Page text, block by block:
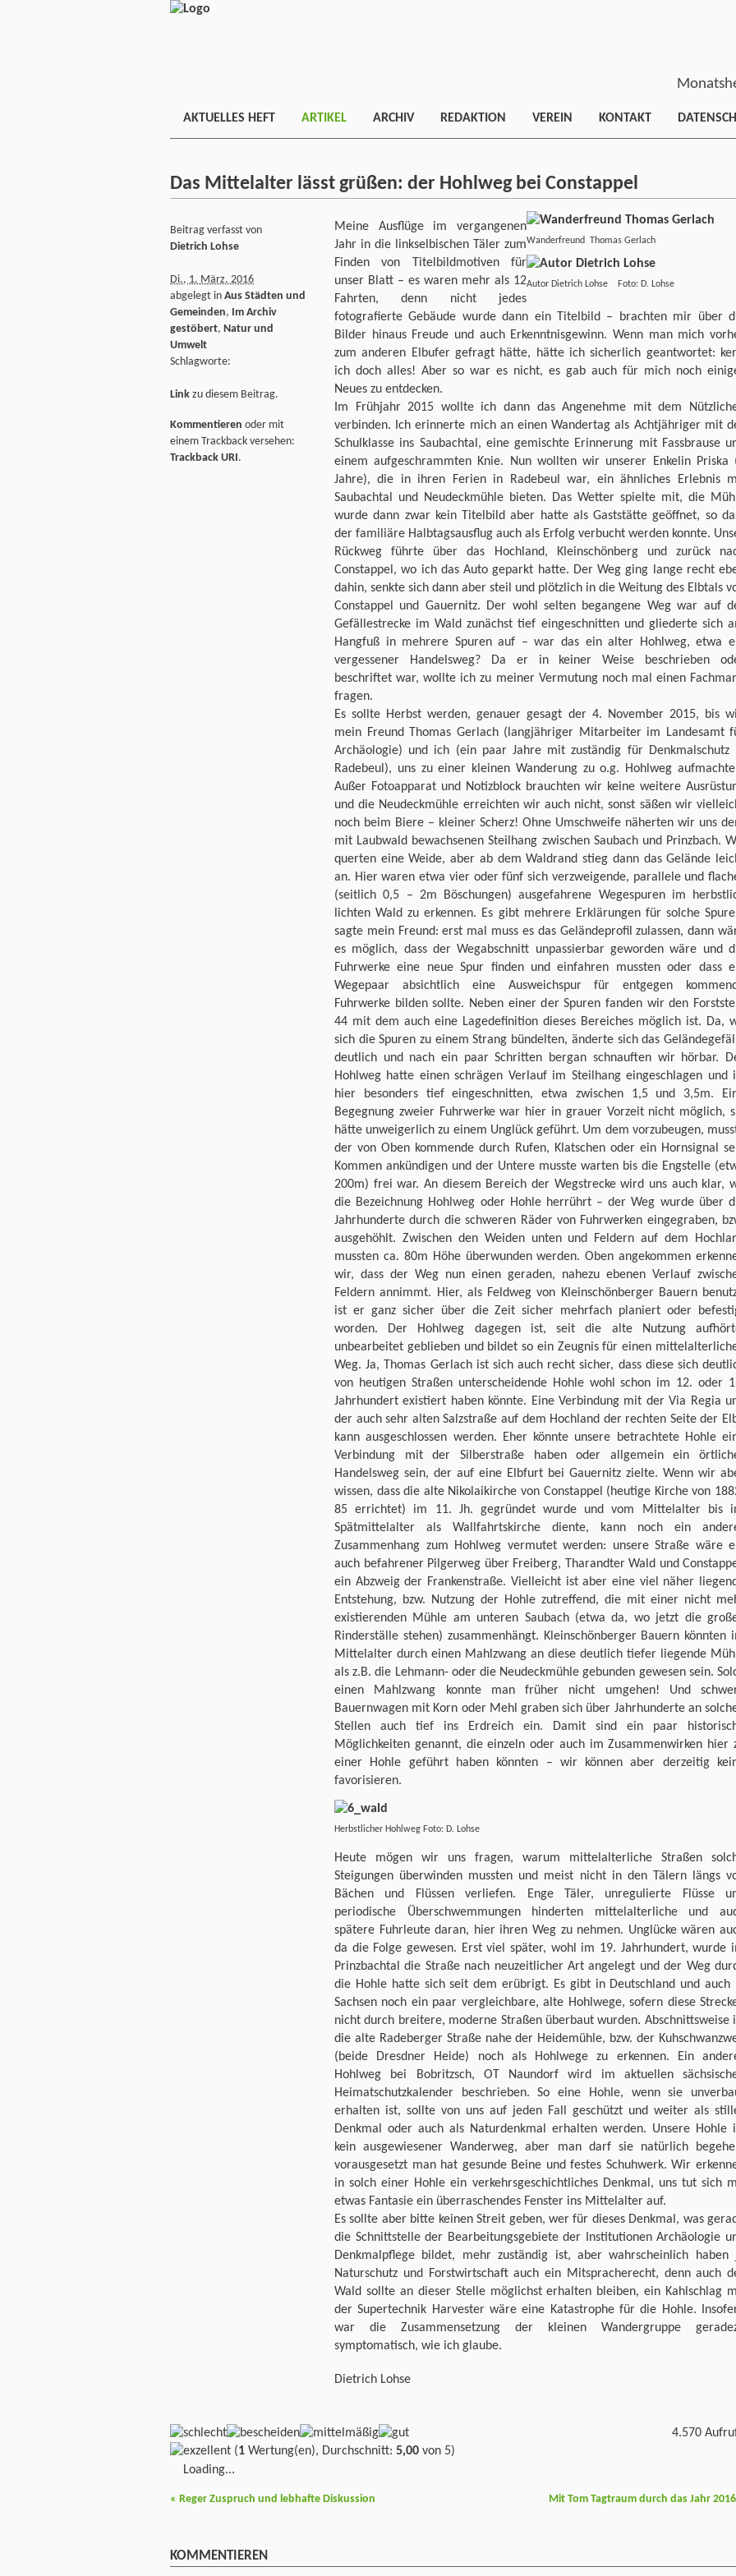
AKTUELLES HEFT ARTIKEL ARCHIV REDAKTION VEREIN KONTAKT
Das Mittelalter lässt grüßen: der Hohlweg bei Constappel
Wanderfreund Thomas Gerlach
Autor Dietrich Lohse Foto: D. Lohse
Meine Ausflüge im vergangenen
Jahr in die linkselbischen Täler zum
Finden von Titelbildmotiven für
unser Blatt – es waren mehr als 12
Fahrten, denn nicht jedes
fotografierte Gebäude wurde dann ein Titelbild – brachten mir über
Bilder hinaus Freude und auch Erkenntnisgewinn. Wenn man mich
zum anderen Elbufer gefragt hätte, hätte ich sicherlich geantwortet:
ich doch alles! Aber so war es nicht, es gab auch für mich noch
Neues zu entdecken.
Im Frühjahr 2015 wollte ich dann das Angenehme mit dem
verbinden. Ich erinnerte mich an einen Wandertag als Achtjähriger mit
Schulklasse ins Saubachtal, eine gemischte Erinnerung mit Fassbrause
einem aufgeschrammten Knie. Nun wollten wir unserer Enkelin Priska
Jahre), die in ihren Ferien in Radebeul war, ein ähnliches Erlebnis
Saubachtal und Neudeckmühle bieten. Das Wetter spielte mit, die
wurde dann zwar kein Titelbild aber hatte als Gaststätte geöffnet, so
der familiäre Halbtagsausflug auch als Erfolg verbucht werden konnte.
Rückweg führte über das Hochland, Kleinschönberg und zurück
Constappel, wo ich das Auto geparkt hatte. Der Weg ging lange recht
dahin, senkte sich dann aber steil und plötzlich in die Weitung des Elbtals
Constappel und Gauernitz. Der wohl selten begangene Weg war auf
Gefällestrecke im Wald zunächst tief eingeschnitten und gliederte sich
Hangfuß in mehrere Spuren auf – war das ein alter Hohlweg, etwa
vergessener Handelsweg? Da er in keiner Weise beschrieben
beschriftet war, wollte ich zu meiner Vermutung noch mal einen
fragen.
Es sollte Herbst werden, genauer gesagt der 4. November 2015, bis
mein Freund Thomas Gerlach (langjähriger Mitarbeiter im Landesamt
Archäologie) und ich (ein paar Jahre mit zuständig für Denkmalschutz
Radebeul), uns zu einer kleinen Wanderung zu o.g. Hohlweg
Außer Fotoapparat und Notizblock brauchten wir keine weitere
und die Neudeckmühle erreichten wir auch nicht, sonst säßen wir
noch beim Biere – kleiner Scherz! Ohne Umschweife näherten wir uns
mit Laubwald bewachsenen Steilhang zwischen Saubach und Prinzbach.
querten eine Weide, aber ab dem Waldrand stieg dann das Gelände
an. Hier waren etwa vier oder fünf sich verzweigende, parallele und
(seitlich 0,5 – 2m Böschungen) ausgefahrene Wegespuren im
lichten Wald zu erkennen. Es gibt mehrere Erklärungen für solche
sagte mein Freund: erst mal muss es das Geländeprofil zulassen, dann
es möglich, dass der Wegabschnitt unpassierbar geworden wäre und
Fuhrwerke eine neue Spur finden und einfahren mussten oder dass
Wegepaar absichtlich eine Ausweichspur für entgegen
Fuhrwerke bilden sollte. Neben einer der Spuren fanden wir den
44 mit dem auch eine Lagedefinition dieses Bereiches möglich ist. Da,
sich die Spuren zu einem Strang bündelten, änderte sich das
deutlich und nach ein paar Schritten bergan schnauften wir hörbar.
Hohlweg hatte einen schrägen Verlauf im Steilhang eingeschlagen und
hier besonders tief eingeschnitten, etwa zwischen 1,5 und 3,5m.
Begegnung zweier Fuhrwerke war hier in grauer Vorzeit nicht möglich,
hätte unweigerlich zu einem Unglück geführt. Um dem vorzubeugen,
der von Oben kommende durch Rufen, Klatschen oder ein Hornsignal
Kommen ankündigen und der Untere musste warten bis die Engstelle
200m) frei war. An diesem Bereich der Wegstrecke wird uns auch klar,
die Bezeichnung Hohlweg oder Hohle herrührt – der Weg wurde über
Jahrhunderte durch die schweren Räder von Fuhrwerken eingegraben,
ausgehöhlt. Zwischen den Weiden unten und Feldern auf dem
mussten ca. 80m Höhe überwunden werden. Oben angekommen
wir, dass der Weg nun einen geraden, nahezu ebenen Verlauf
Feldern annimmt. Hier, als Feldweg von Kleinschönberger Bauern
ist er ganz sicher über die Zeit sicher mehrfach planiert oder
worden. Der Hohlweg dagegen ist, seit die alte Nutzung
unbearbeitet geblieben und bildet so ein Zeugnis für einen
Weg. Ja, Thomas Gerlach ist sich auch recht sicher, dass diese sich
von heutigen Straßen unterscheidende Hohle wohl schon im 12. oder
Jahrhundert existiert haben könnte. Eine Verbindung mit der Via Regia
der auch sehr alten Salzstraße auf dem Hochland der rechten Seite der
kann ausgeschlossen werden. Eher könnte unsere betrachtete Hohle
Verbindung mit der Silberstraße haben oder allgemein ein
Handelsweg sein, der auf eine Elbfurt bei Gauernitz zielte. Wenn wir
wissen, dass die alte Nikolaikirche von Constappel (heutige Kirche von
85 errichtet) im 11. Jh. gegründet wurde und vom Mittelalter bis
Spätmittelalter als Wallfahrtskirche diente, kann noch ein
Zusammenhang zum Hohlweg vermutet werden: unsere Straße wäre
auch befahrener Pilgerweg über Freiberg, Tharandter Wald und
ein Abzweig der Frankenstraße. Vielleicht ist aber eine viel näher
Entstehung, bzw. Nutzung der Hohle zutreffend, die mit einer nicht
existierenden Mühle am unteren Saubach (etwa da, wo jetzt die
Rinderställe stehen) zusammenhängt. Kleinschönberger Bauern könnten
Mittelalter durch einen Mahlzwang an diese deutlich tiefer liegende
als z.B. die Lehmann- oder die Neudeckmühle gebunden gewesen sein.
einen Mahlzwang konnte man früher nicht umgehen! Und
Bauernwagen mit Korn oder Mehl graben sich über Jahrhunderte an
Stellen auch tief ins Erdreich ein. Damit sind ein paar
Möglichkeiten genannt, die einzeln oder auch im Zusammenwirken hier
einer Hohle geführt haben könnten – wir können aber derzeitig
favorisieren.
Herbstlicher Hohlweg Foto: D. Lohse
Heute mögen wir uns fragen, warum mittelalterliche Straßen
Steigungen überwinden mussten und meist nicht in den Tälern längs
Bächen und Flüssen verliefen. Enge Täler, unregulierte Flüsse
periodische Überschwemmungen hinderten mittelalterliche und
spätere Fuhrleute daran, hier ihren Weg zu nehmen. Unglücke wären
da die Folge gewesen. Erst viel später, wohl im 19. Jahrhundert, wurde
Prinzbachtal die Straße nach neuzeitlicher Art angelegt und der Weg
die Hohle hatte sich seit dem erübrigt. Es gibt in Deutschland und auch
Sachsen noch ein paar vergleichbare, alte Hohlwege, sofern diese
nicht durch breitere, moderne Straßen überbaut wurden. Abschnittsweise
die alte Radeberger Straße nahe der Heidemühle, bzw. der
(beide Dresdner Heide) noch als Hohlwege zu erkennen. Ein
Hohlweg bei Bobritzsch, OT Naundorf wird im aktuellen
Heimatschutzkalender beschrieben. So eine Hohle, wenn sie
erhalten ist, sollte von uns auf jeden Fall geschützt und weiter als
Denkmal oder auch als Naturdenkmal erhalten werden. Unsere Hohle
kein ausgewiesener Wanderweg, aber man darf sie natürlich
vorausgesetzt man hat gesunde Beine und festes Schuhwerk. Wir
in solch einer Hohle ein verkehrsgeschichtliches Denkmal, uns tut sich
etwas Fantasie ein überraschendes Fenster ins Mittelalter auf.
Es sollte aber bitte keinen Streit geben, wer für dieses Denkmal, was
die Schnittstelle der Bearbeitungsgebiete der Institutionen Archäologie
Denkmalpflege bildet, mehr zuständig ist, aber wahrscheinlich haben
Naturschutz und Forstwirtschaft auch ein Mitspracherecht, denn auch
Wald sollte an dieser Stelle möglichst erhalten bleiben, ein Kahlschlag
der Supertechnik Harvester wäre eine Katastrophe für die Hohle.
war die Zusammensetzung der kleinen Wandergruppe
symptomatisch, wie ich glaube.
Dietrich Lohse
Beitrag verfasst von
Dietrich Lohse
Di., 1. März. 2016
abgelegt in Aus Städten und
Gemeinden, Im Archiv
gestöbert, Natur und
Umwelt
Schlagworte:
Link zu diesem Beitrag.
Kommentieren oder mit
einem Trackback versehen:
Trackback URI.
(1 Wertung(en), Durchschnitt: 5,00 von 5)
Loading...
4.570
« Reger Zuspruch und lebhafte Diskussion Mit Tom Tagtraum durch das Jahr 2016
KOMMENTIEREN